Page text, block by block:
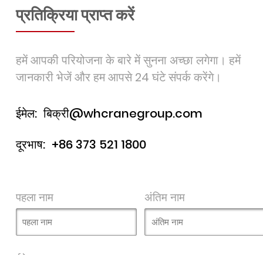
प्रतिक्रिया प्राप्त करें
हमें आपकी परियोजना के बारे में सुनना अच्छा लगेगा। हमें
जानकारी भेजें और हम आपसे 24 घंटे संपर्क करेंगे।
ईमेल: बिक्री@whcranegroup.com
दूरभाष: +86 373 521 1800
पहला नाम अंतिम नाम